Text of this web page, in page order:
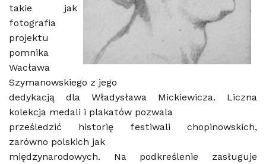
takie jak
fotografia
projektu
pomnika
Wacława
Szymanowskiego z jego
dedykacją dla Władysława Mickiewicza. Liczna
kolekcja medali i plakatów pozwala
prześledzić historię festiwali chopinowskich,
zarówno polskich jak
międzynarodowych. Na podkreślenie zasługuje